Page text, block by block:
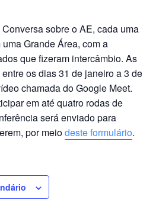
sobre o AE, cada uma
Grande Área, com a
que fizeram intercâmbio. As
os dias 31 de janeiro a 3 de
chamada do Google Meet.
em até quatro rodas de
será enviado para
por meiodeste formulário.